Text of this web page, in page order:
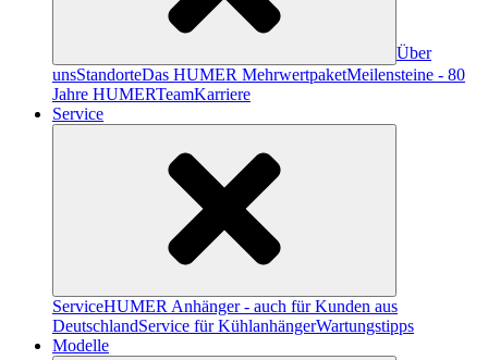
Über
unsStandorteDas HUMER MehrwertpaketMeilensteine - 80
Jahre HUMERTeamKarriere
Service
ServiceHUMER Anhänger - auch für Kunden aus
DeutschlandService für KühlanhängerWartungstipps
Modelle